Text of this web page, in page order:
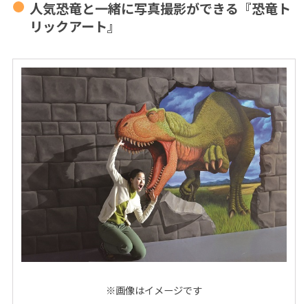
人気恐竜と一緒に写真撮影ができる『恐竜ト
リックアート』
※画像はイメージです